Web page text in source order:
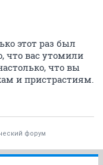
этот раз был
что вас утомили
что вы
и пристрастиям.
форум